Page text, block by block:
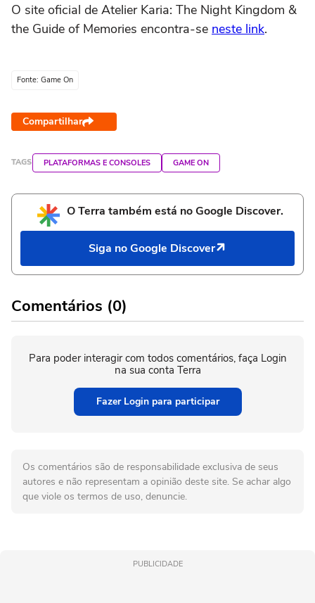
O site oficial de Atelier Karia: The Night Kingdom &
the Guide of Memories encontra-se neste link.
Fonte: Game On
Compartilhar
TAGS PLATAFORMAS E CONSOLES GAME ON
O Terra também está no Google Discover.
Siga no Google Discover
Comentários (0)
Para poder interagir com todos comentários, faça Login
na sua conta Terra
Fazer Login para participar
Os comentários são de responsabilidade exclusiva de seus
autores e não representam a opinião deste site. Se achar algo
que viole os termos de uso, denuncie.
PUBLICIDADE